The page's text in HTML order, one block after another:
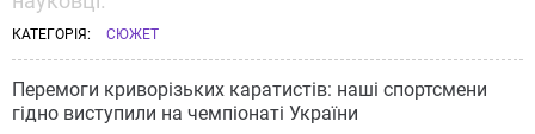
КАТЕГОРІЯ: СЮЖЕТ
Перемоги криворізьких каратистів: наші спортсмени
гідно виступили на чемпіонаті України